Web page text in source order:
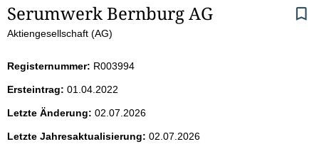
S
e
i
t
e
Serumwerk Bernburg AG
Aktiengesellschaft (AG)
Registernummer: R003994
Ersteintrag: 01.04.2022
Letzte Änderung: 02.07.2026
Letzte Jahresaktualisierung: 02.07.2026